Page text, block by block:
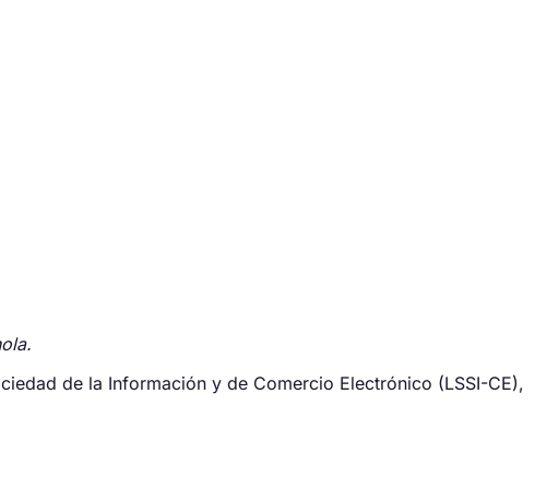
de la Información y de Comercio Electrónico (LSSI-CE),